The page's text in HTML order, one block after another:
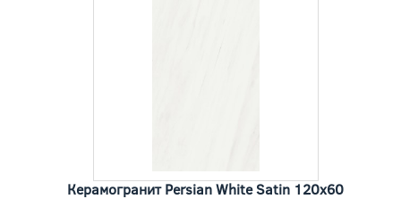
Керамогранит Persian White Satin 120x60